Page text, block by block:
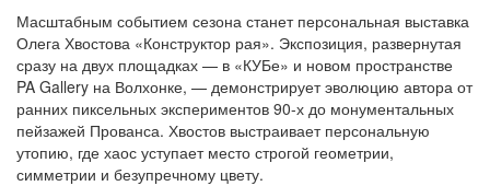
Масштабным событием сезона станет персональная выставка
Олега Хвостова «Конструктор рая». Экспозиция, развернутая
сразу на двух площадках — в «КУБе» и новом пространстве
PA Gallery на Волхонке, — демонстрирует эволюцию автора от
ранних пиксельных экспериментов 90-х до монументальных
пейзажей Прованса. Хвостов выстраивает персональную
утопию, где хаос уступает место строгой геометрии,
симметрии и безупречному цвету.